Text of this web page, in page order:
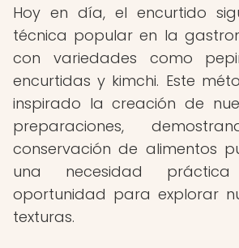
Hoy en día, el encurtido
técnica popular en la
con variedades como
encurtidas y kimchi. Este
inspirado la creación de
preparaciones,
conservación de alimentos
una necesidad
oportunidad para explorar
texturas.